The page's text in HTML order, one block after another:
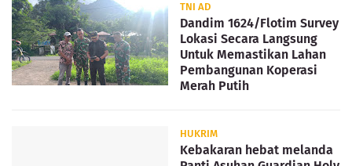
TNI AD
Dandim 1624/Flotim Survey
Lokasi Secara Langsung
Untuk Memastikan Lahan
Pembangunan Koperasi
Merah Putih
HUKRIM
Kebakaran hebat melanda